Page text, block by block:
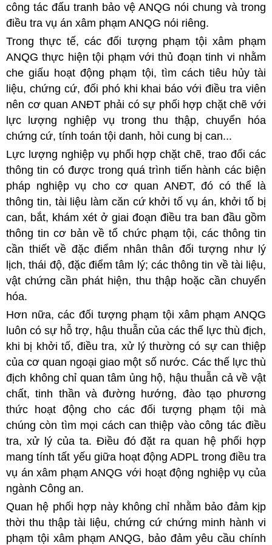
công tác đấu tranh bảo vệ ANQG nói chung và trong
điều tra vụ án xâm phạm ANQG nói riêng.
Trong thực tế, các đối tượng phạm tội xâm phạm
ANQG thực hiện tội phạm với thủ đoạn tinh vi nhằm
che giấu hoạt động phạm tội, tìm cách tiêu hủy tài
liệu, chứng cứ, đối phó khi khai báo với điều tra viên
nên cơ quan ANĐT phải có sự phối hợp chặt chẽ với
lực lượng nghiệp vụ trong thu thập, chuyển hóa
chứng cứ, tính toán tội danh, hỏi cung bị can...
Lực lượng nghiệp vụ phối hợp chặt chẽ, trao đổi các
thông tin có được trong quá trình tiến hành các biện
pháp nghiệp vụ cho cơ quan ANĐT, đó có thể là
thông tin, tài liệu làm căn cứ khởi tố vụ án, khởi tố bị
can, bắt, khám xét ở giai đoạn điều tra ban đầu gồm
thông tin cơ bản về tổ chức phạm tội, các thông tin
cần thiết về đặc điểm nhân thân đối tượng như lý
lịch, thái độ, đặc điểm tâm lý; các thông tin về tài liệu,
vật chứng cần phát hiện, thu thập hoặc cần chuyển
hóa.
Hơn nữa, các đối tượng phạm tội xâm phạm ANQG
luôn có sự hỗ trợ, hậu thuẫn của các thế lực thù địch,
khi bị khởi tố, điều tra, xử lý thường có sự can thiệp
của cơ quan ngoại giao một số nước. Các thế lực thù
địch không chỉ quan tâm ủng hộ, hậu thuẫn cả về vật
chất, tinh thần và đường hướng, đào tạo phương
thức hoạt động cho các đối tượng phạm tội mà
chúng còn tìm mọi cách can thiệp vào công tác điều
tra, xử lý của ta. Điều đó đặt ra quan hệ phối hợp
mang tính tất yếu giữa hoạt động ADPL trong điều tra
vụ án xâm phạm ANQG với hoạt động nghiệp vụ của
ngành Công an.
Quan hệ phối hợp này không chỉ nhằm bảo đảm kịp
thời thu thập tài liệu, chứng cứ chứng minh hành vi
phạm tội xâm phạm ANQG, bảo đảm yêu cầu chính